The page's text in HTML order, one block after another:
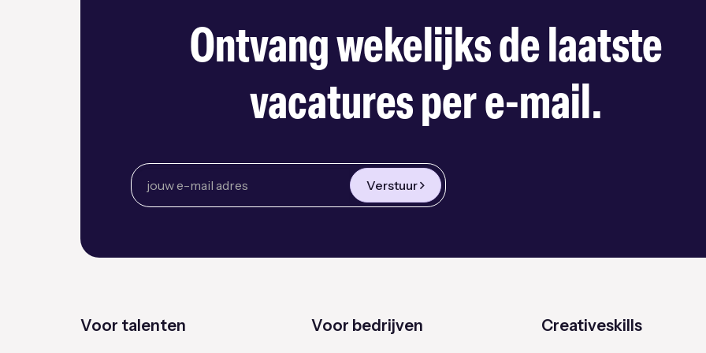
Ontvang wekelijks de laatste
vacatures per e-mail.
Verstuur
Voor talenten Voor bedrijven Creativeskills